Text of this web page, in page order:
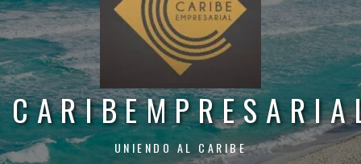
UNIENDO AL CARIBE